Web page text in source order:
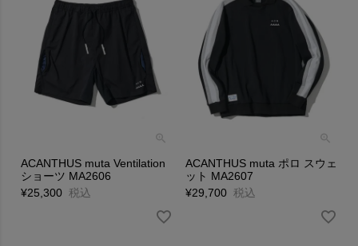
ACANTHUS muta Ventilation
ショーツ MA2606
¥25,300 税込
ACANTHUS muta ポロ スウェ
ット MA2607
¥29,700 税込